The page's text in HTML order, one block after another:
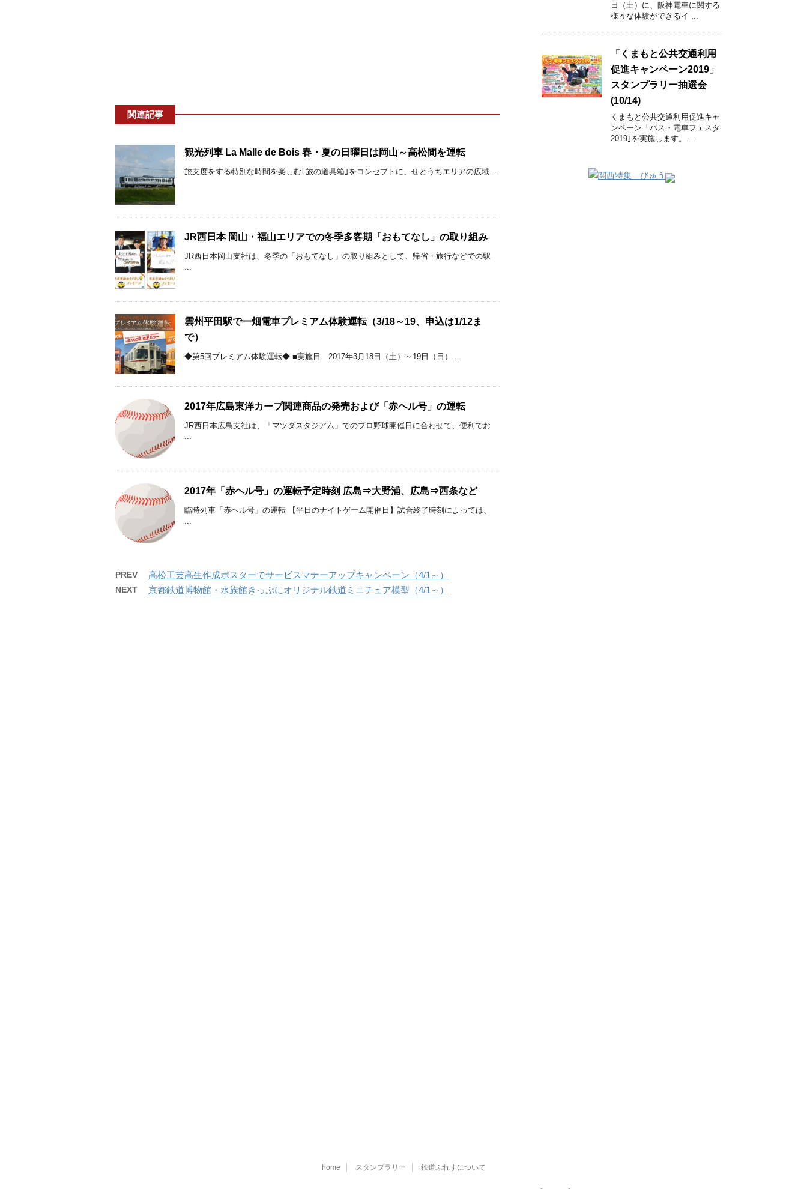
関連記事
観光列車 La Malle de Bois 春・夏の日曜日は岡山～高松間を運転
旅支度をする特別な時間を楽しむ｢旅の道具箱｣をコンセプトに、せとうちエリアの広域 ...
JR西日本 岡山・福山エリアでの冬季多客期「おもてなし」の取り組み
JR西日本岡山支社は、冬季の「おもてなし」の取り組みとして、帰省・旅行などでの駅
...
雲州平田駅で一畑電車プレミアム体験運転（3/18～19、申込は1/12ま
で）
◆第5回プレミアム体験運転◆ ■実施日 2017年3月18日（土）～19日（日） ...
2017年広島東洋カープ関連商品の発売および「赤ヘル号」の運転
JR西日本広島支社は、「マツダスタジアム」でのプロ野球開催日に合わせて、便利でお
...
2017年「赤ヘル号」の運転予定時刻 広島⇒大野浦、広島⇒西条など
臨時列車「赤ヘル号」の運転 【平日のナイトゲーム開催日】試合終了時刻によっては、
...
PREV 高松工芸高生作成ポスターでサービスマナーアップキャンペーン（4/1～）
NEXT 京都鉄道博物館・水族館きっぷにオリジナル鉄道ミニチュア模型（4/1～）
日（土）に、阪神電車に関する
様々な体験ができるイ ...
「くまもと公共交通利用
促進キャンペーン2019」
スタンプラリー抽選会
(10/14)
くまもと公共交通利用促進キャ
ンペーン「バス・電車フェスタ
2019｣を実施します。 ...
home スタンプラリー 鉄道ぷれすについて